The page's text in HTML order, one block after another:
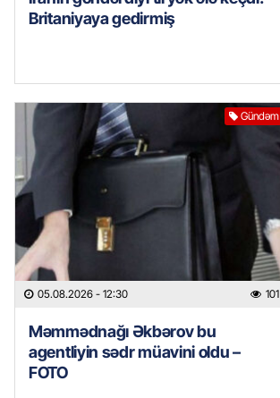
Britaniyaya gedirmiş
Gündəm
05.08.2026 - 12:30 101
Məmmədnağı Əkbərov bu
agentliyin sədr müavini oldu –
FOTO